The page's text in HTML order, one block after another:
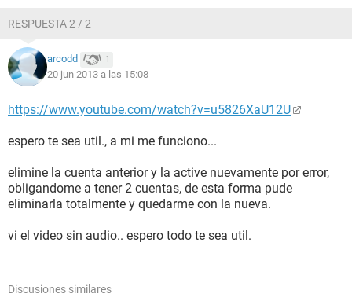
RESPUESTA 2 / 2
arcodd 1
20 jun 2013 a las 15:08
https://www.youtube.com/watch?v=u5826XaU12U
espero te sea util., a mi me funciono...
elimine la cuenta anterior y la active nuevamente por error,
obligandome a tener 2 cuentas, de esta forma pude
eliminarla totalmente y quedarme con la nueva.
vi el video sin audio.. espero todo te sea util.
Discusiones similares